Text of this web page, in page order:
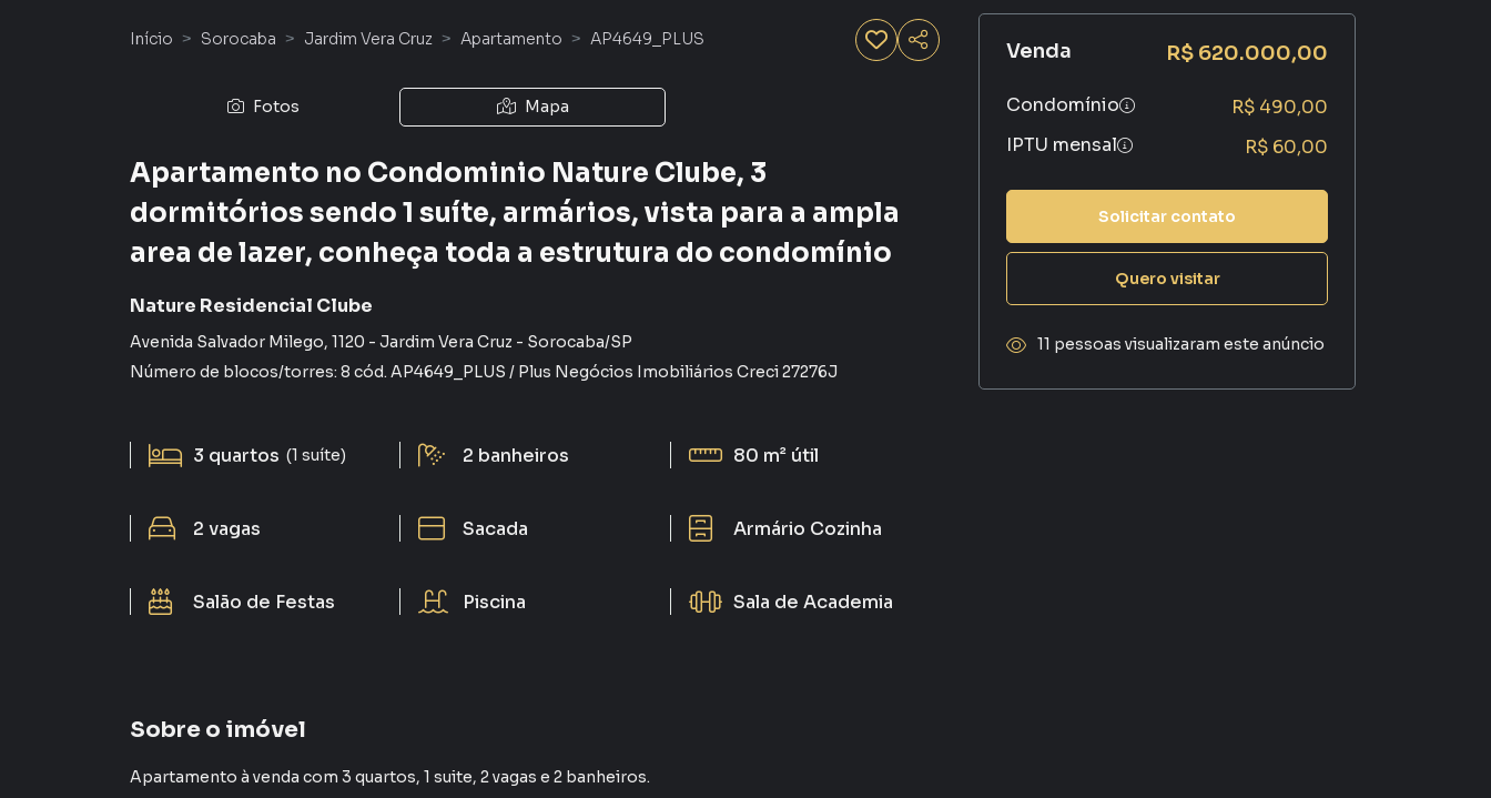
Início Sorocaba Jardim Vera Cruz Apartamento AP4649_PLUS
Fotos Mapa
Apartamento no Condominio Nature Clube, 3
dormitórios sendo 1 suíte, armários, vista para a ampla
area de lazer, conheça toda a estrutura do condomínio
Nature Residencial Clube
Avenida Salvador Milego, 1120 - Jardim Vera Cruz - Sorocaba/SP
Número de blocos/torres: 8 cód. AP4649_PLUS / Plus Negócios Imobiliários Creci27276J
3 quartos (1 suíte) 2 banheiros 80 m² útil
2 vagas Sacada Armário Cozinha
Salão de Festas Piscina Sala de Academia
Sobre o imóvel
Apartamento à venda com 3 quartos, 1 suite, 2 vagas e 2 banheiros.
Venda R$ 620.000,00
Condomínio
R$ 490,00
IPTU mensal
R$ 60,00
Solicitar contato
Quero visitar
11 pessoas visualizaram este anúncio